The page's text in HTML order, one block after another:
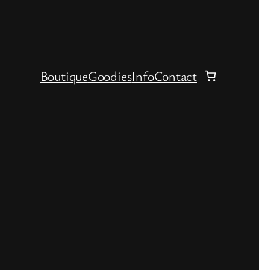
BoutiqueGoodiesInfoContact